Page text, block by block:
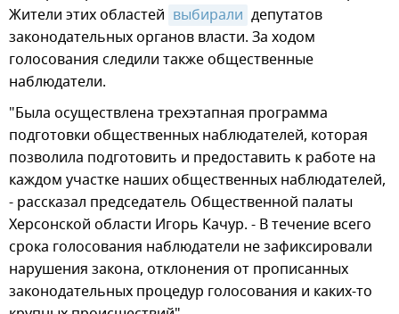
Жители этих областей выбирали депутатов
законодательных органов власти. За ходом
голосования следили также общественные
наблюдатели.
"Была осуществлена трехэтапная программа
подготовки общественных наблюдателей, которая
позволила подготовить и предоставить к работе на
каждом участке наших общественных наблюдателей,
- рассказал председатель Общественной палаты
Херсонской области Игорь Качур. - В течение всего
срока голосования наблюдатели не зафиксировали
нарушения закона, отклонения от прописанных
законодательных процедур голосования и каких-то